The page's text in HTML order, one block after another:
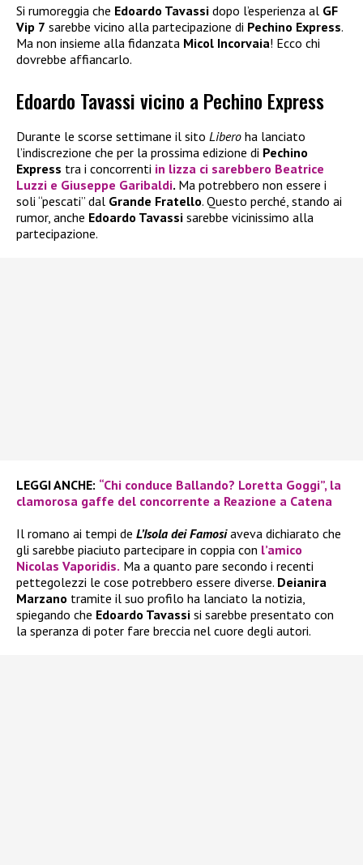
Si rumoreggia che Edoardo Tavassi dopo l’esperienza al GF
Vip 7 sarebbe vicino alla partecipazione di Pechino Express.
Ma non insieme alla fidanzata Micol Incorvaia! Ecco chi
dovrebbe affiancarlo.
Edoardo Tavassi vicino a Pechino Express
Durante le scorse settimane il sito Libero ha lanciato
l’indiscrezione che per la prossima edizione di Pechino
Express tra i concorrenti in lizza ci sarebbero Beatrice
Luzzi e Giuseppe Garibaldi. Ma potrebbero non essere i
soli “pescati” dal Grande Fratello. Questo perché, stando ai
rumor, anche Edoardo Tavassi sarebbe vicinissimo alla
partecipazione.
LEGGI ANCHE: “Chi conduce Ballando? Loretta Goggi”, la
clamorosa gaffe del concorrente a Reazione a Catena
Il romano ai tempi de L’Isola dei Famosiaveva dichiarato che
gli sarebbe piaciuto partecipare in coppia con l’amico
Nicolas Vaporidis. Ma a quanto pare secondo i recenti
pettegolezzi le cose potrebbero essere diverse. Deianira
Marzano tramite il suo profilo ha lanciato la notizia,
spiegando che Edoardo Tavassi si sarebbe presentato con
la speranza di poter fare breccia nel cuore degli autori.